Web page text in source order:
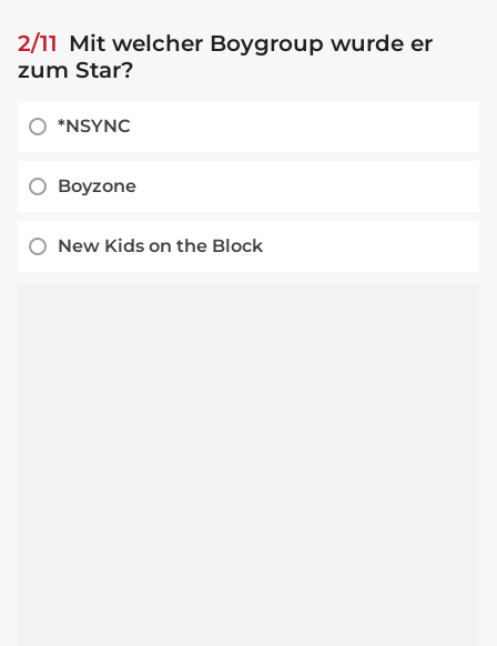
2/11 Mit welcher Boygroup wurde er
zum Star?
*NSYNC
Boyzone
New Kids on the Block